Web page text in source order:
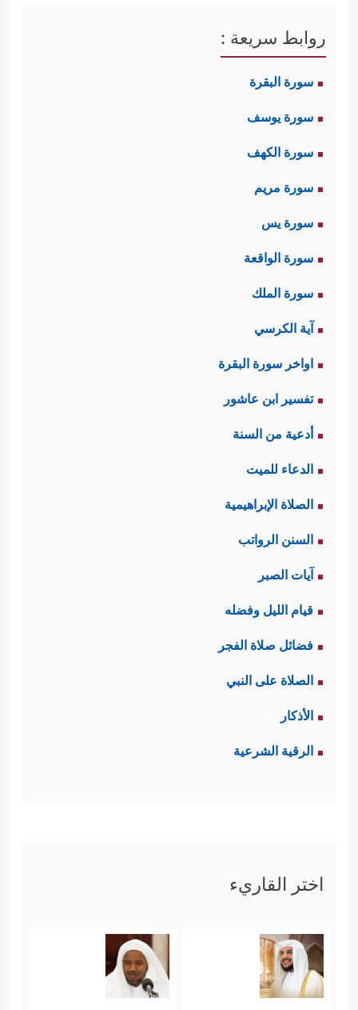
روابط سريعة :
سورة البقرة
سورة يوسف
سورة الكهف
سورة مريم
سورة يس
سورة الواقعة
سورة الملك
آية الكرسي
اواخر سورة البقرة
تفسير ابن عاشور
أدعية من السنة
الدعاء للميت
الصلاة الإبراهيمية
السنن الرواتب
آيات الصبر
قيام الليل وفضله
فضائل صلاة الفجر
الصلاة على النبي
الأذكار
الرقية الشرعية
اختر القاريء